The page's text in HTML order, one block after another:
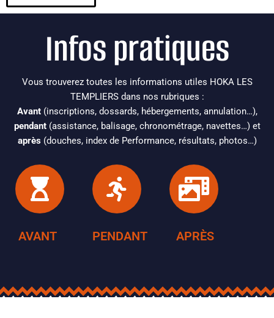
Infos pratiques
Vous trouverez toutes les informations utiles HOKA LES
TEMPLIERS dans nos rubriques :
Avant(inscriptions, dossards, hébergements, annulation…),
pendant(assistance, balisage, chronométrage, navettes…) et
après(douches, index de Performance, résultats, photos…)
AVANT PENDANT APRÈS